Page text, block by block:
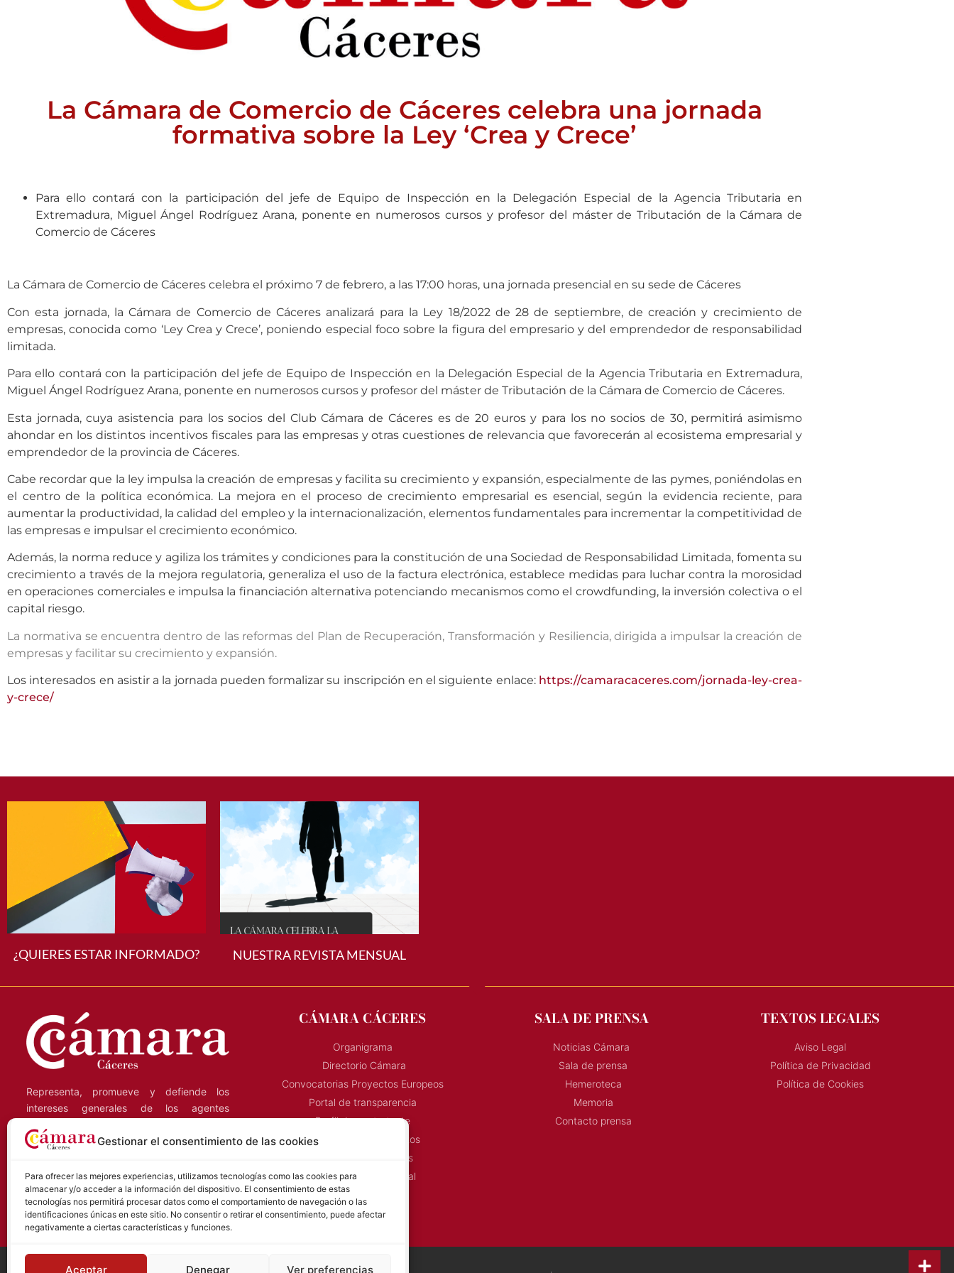
Gestionar el consentimiento de las cookies
Para ofrecer las mejores experiencias, utilizamos tecnologías como las cookies para
almacenar y/o acceder a la información del dispositivo. El consentimiento de estas
tecnologías nos permitirá procesar datos como el comportamiento de navegación o las
identificaciones únicas en este sitio. No consentir o retirar el consentimiento, puede afectar
negativamente a ciertas características y funciones.
Aceptar Denegar Ver preferencias
La Cámara de Comercio de Cáceres celebra una jornada
formativa sobre la Ley ‘Crea y Crece’
Para ello contará con la participación del jefe de Equipo de Inspección en la Delegación Especial de la Agencia Tributaria en
Extremadura, Miguel Ángel Rodríguez Arana, ponente en numerosos cursos y profesor del máster de Tributación de la Cámara de
Comercio de Cáceres
La Cámara de Comercio de Cáceres celebra el próximo 7 de febrero, a las 17:00 horas, una jornada presencial en su sede de Cáceres
Con esta jornada, la Cámara de Comercio de Cáceres analizará para la Ley 18/2022 de 28 de septiembre, de creación y crecimiento de
empresas, conocida como ‘Ley Crea y Crece’, poniendo especial foco sobre la figura del empresario y del emprendedor de responsabilidad
limitada.
Para ello contará con la participación del jefe de Equipo de Inspección en la Delegación Especial de la Agencia Tributaria en Extremadura,
Miguel Ángel Rodríguez Arana, ponente en numerosos cursos y profesor del máster de Tributación de la Cámara de Comercio de Cáceres.
Esta jornada, cuya asistencia para los socios del Club Cámara de Cáceres es de 20 euros y para los no socios de 30, permitirá asimismo
ahondar en los distintos incentivos fiscales para las empresas y otras cuestiones de relevancia que favorecerán al ecosistema empresarial y
emprendedor de la provincia de Cáceres.
Cabe recordar que la ley impulsa la creación de empresas y facilita su crecimiento y expansión, especialmente de las pymes, poniéndolas en
el centro de la política económica. La mejora en el proceso de crecimiento empresarial es esencial, según la evidencia reciente, para
aumentar la productividad, la calidad del empleo y la internacionalización, elementos fundamentales para incrementar la competitividad de
las empresas e impulsar el crecimiento económico.
Además, la norma reduce y agiliza los trámites y condiciones para la constitución de una Sociedad de Responsabilidad Limitada, fomenta su
crecimiento a través de la mejora regulatoria, generaliza el uso de la factura electrónica, establece medidas para luchar contra la morosidad
en operaciones comerciales e impulsa la financiación alternativa potenciando mecanismos como el crowdfunding, la inversión colectiva o el
capital riesgo.
La normativa se encuentra dentro de las reformas del Plan de Recuperación, Transformación y Resiliencia, dirigida a impulsar la creación de
empresas y facilitar su crecimiento y expansión.
Los interesados en asistir a la jornada pueden formalizar su inscripción en el siguiente enlace: https://camaracaceres.com/jornada-ley-crea-
y-crece/
¿QUIERES ESTAR INFORMADO? NUESTRA REVISTA MENSUAL
Representa, promueve y defiende los
intereses generales de los agentes
a las empresas que ejercen su actividad en
CÁMARA CÁCERES
Organigrama
Directorio Cámara
Convocatorias Proyectos Europeos
Portal de transparencia
Perfil de contratante
Convocatoria Proyectos
Horarios Comerciales
Señalización Comercial
Contacto
Directorio AEXTIC
SALA DE PRENSA
Noticias Cámara
Sala de prensa
Hemeroteca
Memoria
Contacto prensa
TEXTOS LEGALES
Aviso Legal
Política de Privacidad
Política de Cookies